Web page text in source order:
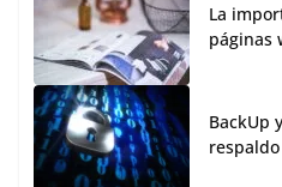
La
páginas
BackUp
respaldo